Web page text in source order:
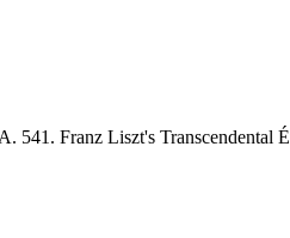
541. Franz Liszt's